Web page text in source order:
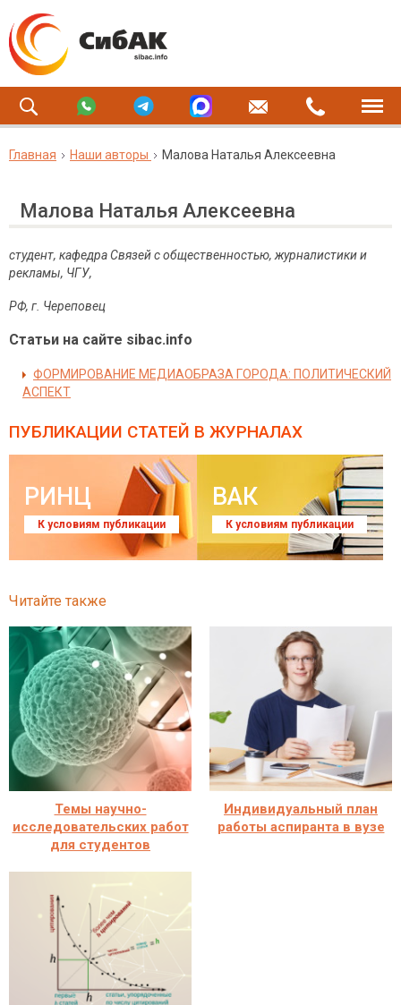
Главная Наши авторы Малова Наталья Алексеевна
Малова Наталья Алексеевна
студент, кафедра Связей с общественностью, журналистики и
рекламы, ЧГУ,
РФ, г. Череповец
Статьи на сайте sibac.info
ФОРМИРОВАНИЕ МЕДИАОБРАЗА ГОРОДА: ПОЛИТИЧЕСКИЙ
АСПЕКТ
ПУБЛИКАЦИИ СТАТЕЙ В ЖУРНАЛАХ
РИНЦ
К условиям публикации
ВАК
К условиям публикации
Читайте также
Темы научно-
исследовательских работ
для студентов
Индивидуальный план
работы аспиранта в вузе